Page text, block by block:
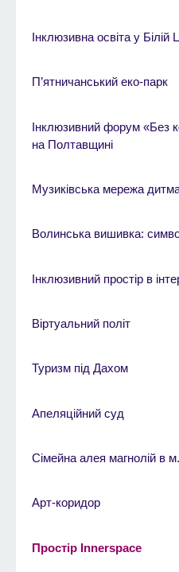
Інклюзивна освіта у Білій
П’ятничанський еко-парк
Інклюзивний форум «Без
на Полтавщині
Музиківська мережа
Волинська вишивка:
Інклюзивний простір в
Віртуальний політ
Туризм під Дахом
Апеляційний суд
Cімейна алея магнолій в
Арт-коридор
Простір Innerspace